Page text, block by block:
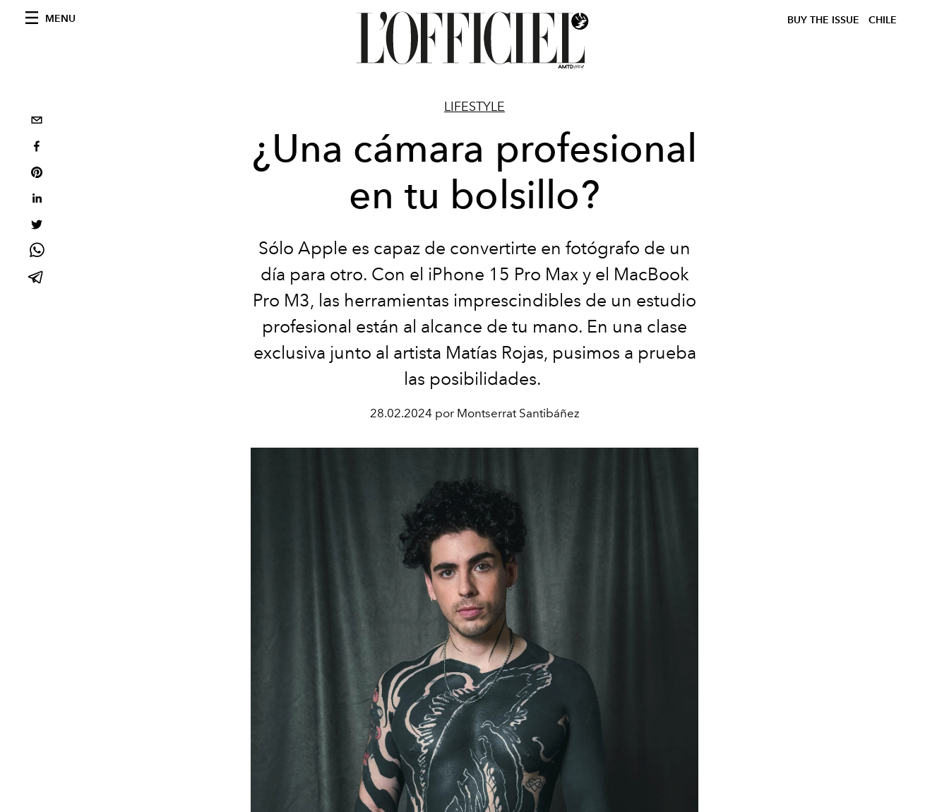
MENU BUY THE ISSUE CHILE
LIFESTYLE
¿Una cámara profesional
en tu bolsillo?
Sólo Apple es capaz de convertirte en fotógrafo de un
día para otro. Con el iPhone 15 Pro Max y el MacBook
Pro M3, las herramientas imprescindibles de un estudio
profesional están al alcance de tu mano. En una clase
exclusiva junto al artista Matías Rojas, pusimos a prueba
las posibilidades.
28.02.2024 por Montserrat Santibáñez